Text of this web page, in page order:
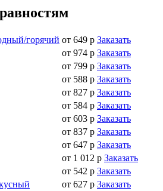
горячий от 649 р Заказать
от 974 р Заказать
от 799 р Заказать
от 588 р Заказать
от 827 р Заказать
от 584 р Заказать
от 603 р Заказать
от 837 р Заказать
от 647 р Заказать
от 1 012 р Заказать
от 542 р Заказать
от 627 р Заказать